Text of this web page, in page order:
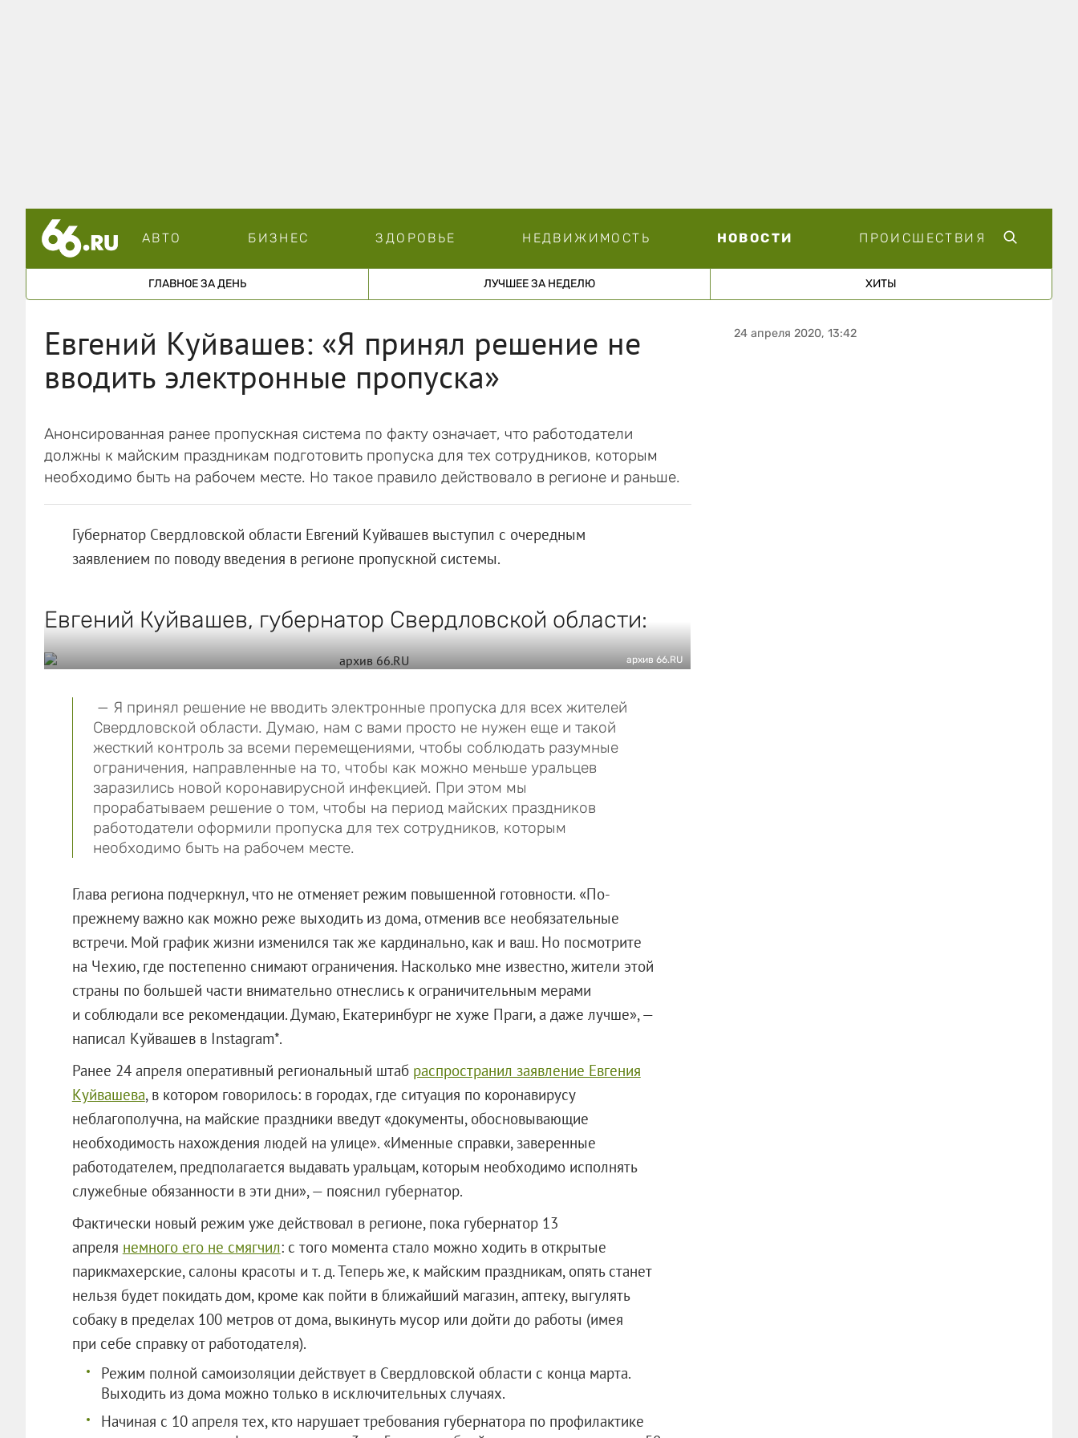
АВТО БИЗНЕС ЗДОРОВЬЕ НЕДВИЖИМОСТЬ НОВОСТИ ПРОИСШЕСТВИЯ
ГЛАВНОЕ ЗА ДЕНЬ ЛУЧШЕЕ ЗА НЕДЕЛЮ ХИТЫ
Евгений Куйвашев: «Я принял решение не
вводить электронные пропуска»
Анонсированная ранее пропускная система по факту означает, что работодатели
должны к майским праздникам подготовить пропуска для тех сотрудников, которым
необходимо быть на рабочем месте. Но такое правило действовало в регионе и раньше.
Губернатор Свердловской области Евгений Куйвашев выступил с очередным
заявлением по поводу введения в регионе пропускной системы.
Евгений Куйвашев, губернатор Свердловской области:
архив 66.RU
— Я принял решение не вводить электронные пропуска для всех жителей
Свердловской области. Думаю, нам с вами просто не нужен еще и такой
жесткий контроль за всеми перемещениями, чтобы соблюдать разумные
ограничения, направленные на то, чтобы как можно меньше уральцев
заразились новой коронавирусной инфекцией. При этом мы
прорабатываем решение о том, чтобы на период майских праздников
работодатели оформили пропуска для тех сотрудников, которым
необходимо быть на рабочем месте.
Глава региона подчеркнул, что не отменяет режим повышенной готовности. «По-
прежнему важно как можно реже выходить из дома, отменив все необязательные
встречи. Мой график жизни изменился так же кардинально, как и ваш. Но посмотрите
на Чехию, где постепенно снимают ограничения. Насколько мне известно, жители этой
страны по большей части внимательно отнеслись к ограничительным мерами
и соблюдали все рекомендации. Думаю, Екатеринбург не хуже Праги, а даже лучше», —
написал Куйвашев в Instagram*.
Ранее 24 апреля оперативный региональный штаб распространил заявление Евгения
Куйвашева, в котором говорилось: в городах, где ситуация по коронавирусу
неблагополучна, на майские праздники введут «документы, обосновывающие
необходимость нахождения людей на улице». «Именные справки, заверенные
работодателем, предполагается выдавать уральцам, которым необходимо исполнять
служебные обязанности в эти дни», — пояснил губернатор.
Фактически новый режим уже действовал в регионе, пока губернатор 13
апреля немного его не смягчил: с того момента стало можно ходить в открытые
парикмахерские, салоны красоты и т. д. Теперь же, к майским праздникам, опять станет
нельзя будет покидать дом, кроме как пойти в ближайший магазин, аптеку, выгулять
собаку в пределах 100 метров от дома, выкинуть мусор или дойти до работы (имея
при себе справку от работодателя).
Режим полной самоизоляции действует в Свердловской области с конца марта.
Выходить из дома можно только в исключительных случаях.
Начиная с 10 апреля тех, кто нарушает требования губернатора по профилактике
24 апреля 2020, 13:42